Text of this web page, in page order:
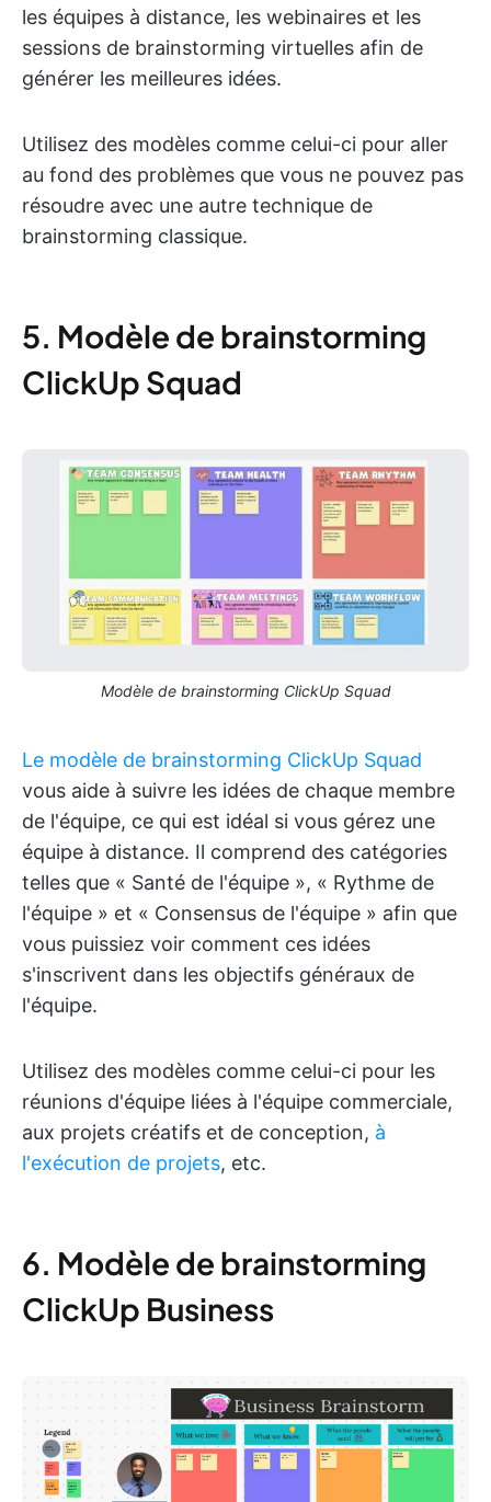
les équipes à distance, les webinaires et les
sessions de brainstorming virtuelles afin de
générer les meilleures idées.
Utilisez des modèles comme celui-ci pour aller
au fond des problèmes que vous ne pouvez pas
résoudre avec une autre technique de
brainstorming classique.
5. Modèle de brainstorming
ClickUp Squad
Modèle de brainstorming ClickUp Squad
Le modèle de brainstorming ClickUp Squad
vous aide à suivre les idées de chaque membre
de l'équipe, ce qui est idéal si vous gérez une
équipe à distance. Il comprend des catégories
telles que « Santé de l'équipe », « Rythme de
l'équipe » et « Consensus de l'équipe » afin que
vous puissiez voir comment ces idées
s'inscrivent dans les objectifs généraux de
l'équipe.
Utilisez des modèles comme celui-ci pour les
réunions d'équipe liées à l'équipe commerciale,
aux projets créatifs et de conception, à
l'exécution de projets, etc.
6. Modèle de brainstorming
ClickUp Business